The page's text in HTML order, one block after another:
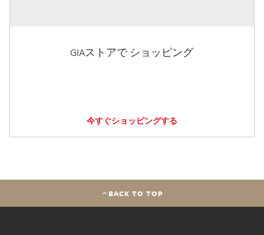
GIAストアで ショッピング
今すぐショッピングする
BACK TO TOP